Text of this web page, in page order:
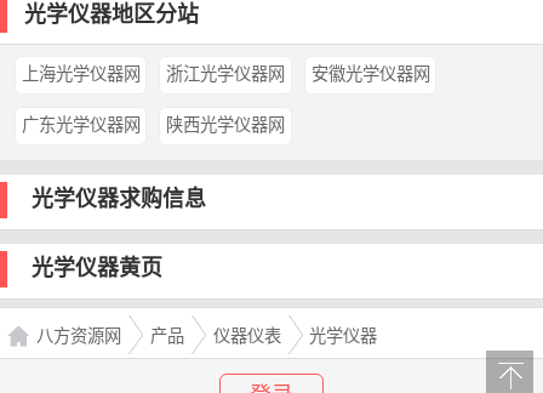
光学仪器地区分站
上海光学仪器网 浙江光学仪器网 安徽光学仪器网
广东光学仪器网 陕西光学仪器网
光学仪器求购信息
光学仪器黄页
八方资源网 产品 仪器仪表 光学仪器